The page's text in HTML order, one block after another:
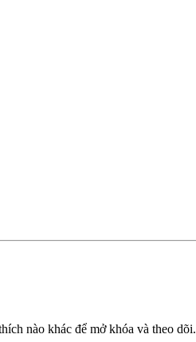
nào khác để mở khóa và theo dõi.